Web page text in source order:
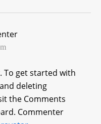
To get started with
deleting
the Comments
Commenter